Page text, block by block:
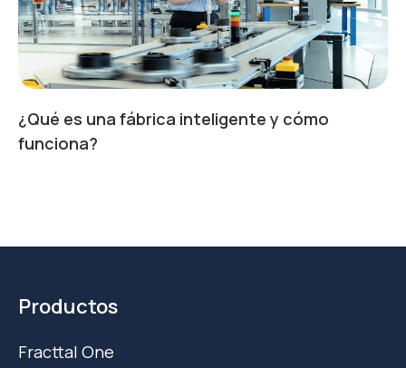
¿Qué es una fábrica inteligente y cómo
funciona?
Productos
Fracttal One